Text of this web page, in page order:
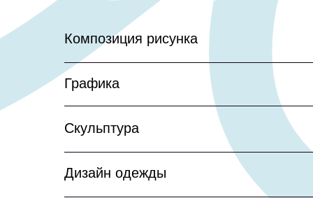
Композиция рисунка
Графика
Скульптура
Дизайн одежды